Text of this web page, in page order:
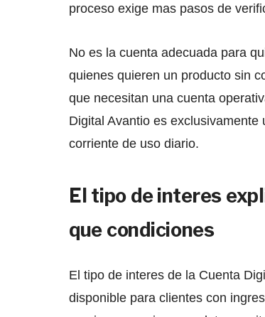
proceso exige mas pasos de
No es la cuenta adecuada para
quienes quieren un producto sin
que necesitan una cuenta
Digital Avantio es
corriente de uso diario.
El tipo de interes
que condiciones
El tipo de interes de la Cuenta
disponible para clientes con